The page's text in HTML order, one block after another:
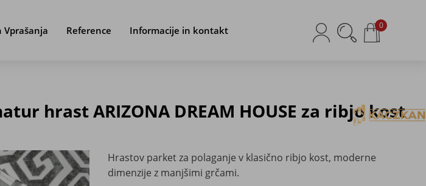
Vprašanja Reference Informacije in kontakt 0
hrast ARIZONA DREAM HOUSE za ribjo kost
Hrastov parket za polaganje v klasično ribjo kost, moderne
dimenzije z manjšimi grčami.